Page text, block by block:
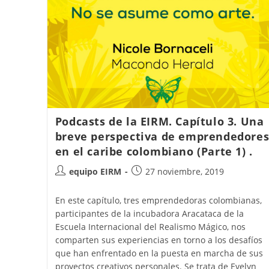
Podcasts de la EIRM. Capítulo 3. Una
breve perspectiva de emprendedores
en el caribe colombiano (Parte 1) .
equipo EIRM 27 noviembre, 2019
En este capítulo, tres emprendedoras colombianas,
participantes de la incubadora Aracataca de la
Escuela Internacional del Realismo Mágico, nos
comparten sus experiencias en torno a los desafíos
que han enfrentado en la puesta en marcha de sus
proyectos creativos personales. Se trata de Evelyn